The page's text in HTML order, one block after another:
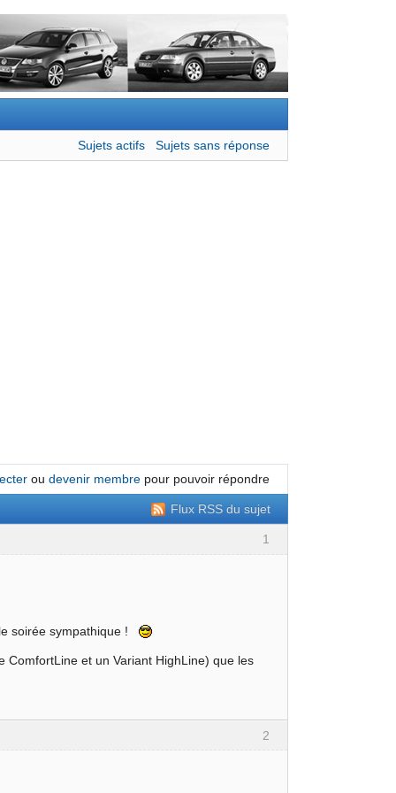
Sujets actifs Sujets sans réponse
ou devenir membrepour pouvoir répondre
Flux RSS du sujet
1
soirée sympathique !
ComfortLine et un Variant HighLine) que les
2